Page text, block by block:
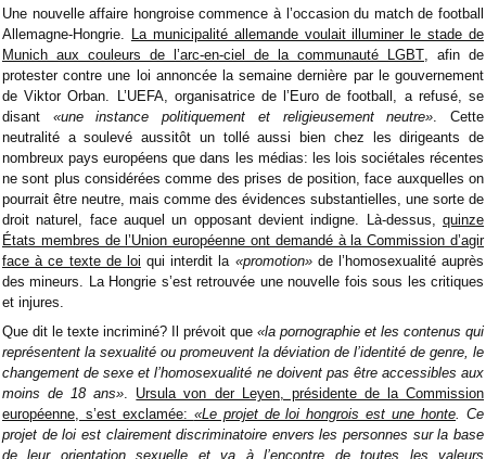
Une nouvelle affaire hongroise commence à l’occasion du match de football
Allemagne-Hongrie. La municipalité allemande voulait illuminer le stade de
Munich aux couleurs de l’arc-en-ciel de la communauté LGBT, afin de
protester contre une loi annoncée la semaine dernière par le gouvernement
de Viktor Orban. L’UEFA, organisatrice de l’Euro de football, a refusé, se
disant «une instance politiquement et religieusement neutre». Cette
neutralité a soulevé aussitôt un tollé aussi bien chez les dirigeants de
nombreux pays européens que dans les médias: les lois sociétales récentes
ne sont plus considérées comme des prises de position, face auxquelles on
pourrait être neutre, mais comme des évidences substantielles, une sorte de
droit naturel, face auquel un opposant devient indigne. Là-dessus, quinze
États membres de l’Union européenne ont demandé à la Commission d’agir
face à ce texte de loi qui interdit la «promotion»de l’homosexualité auprès
des mineurs. La Hongrie s’est retrouvée une nouvelle fois sous les critiques
et injures.
Que dit le texte incriminé? Il prévoit que «la pornographie et les contenus qui
représentent la sexualité ou promeuvent la déviation de l’identité de genre, le
changement de sexe et l’homosexualité ne doivent pas être accessibles aux
moins de 18 ans». Ursula von der Leyen, présidente de la Commission
européenne, s’est exclamée: «Le projet de loi hongrois est une honte. Ce
projet de loi est clairement discriminatoire envers les personnes sur la base
de leur orientation sexuelle et va à l’encontre de toutes les valeurs